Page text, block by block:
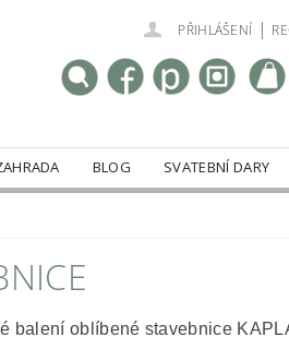
PŘIHLÁŠENÍ |
BLOG
SVATEBNÍ DARY
balení oblíbené stavebnice